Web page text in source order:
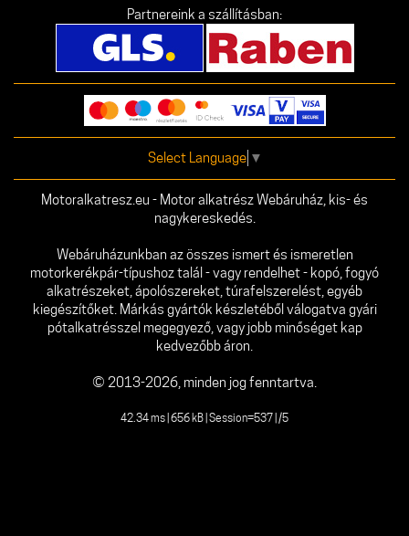
Partnereink a szállításban:
Select Language ▼
Motoralkatresz.eu - Motor alkatrész Webáruház, kis- és
nagykereskedés.
Webáruházunkban az összes ismert és ismeretlen
motorkerékpár-típushoz talál - vagy rendelhet - kopó, fogyó
alkatrészeket, ápolószereket, túrafelszerelést, egyéb
kiegészítőket. Márkás gyártók készletéből válogatva gyári
pótalkatrésszel megegyező, vagy jobb minőséget kap
kedvezőbb áron.
© 2013-2026, minden jog fenntartva.
42.34 ms | 656 kB | Session=537 | /5